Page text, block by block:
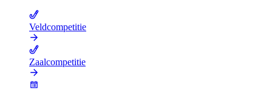
Veldcompetitie
Zaalcompetitie